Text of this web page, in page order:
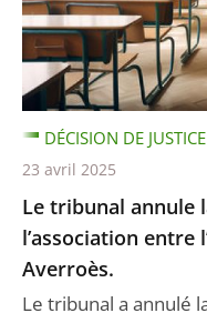
Le tribunal annule
l’association entre
Averroès.
Le tribunal a annulé
DÉCISION DE JUSTICE
23 avril 2025